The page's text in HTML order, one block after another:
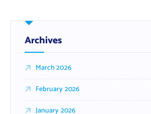
Archives
March 2026
February 2026
January 2026